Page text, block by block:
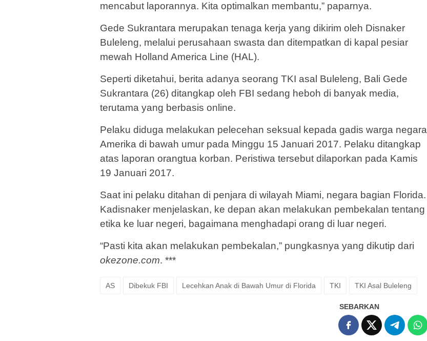
mencabut laporannya. Kita optimalkan membantu,” paparnya.
Gede Sukrantara merupakan tenaga kerja yang dikirim oleh Disnaker
Buleleng, melalui perusahaan swasta dan ditempatkan di kapal pesiar
mewah Holland America Line (HAL).
Seperti diketahui, berita adanya seorang TKI asal Buleleng, Bali Gede
Sukrantara (26) ditangkap oleh FBI sedang heboh di banyak media,
terutama yang berbasis online.
Pelaku diduga melakukan pelecehan seksual kepada gadis warga negara
Amerika di bawah umur pada Minggu 15 Januari 2017. Pelaku ditangkap
atas laporan orangtua korban. Peristiwa tersebut dilaporkan pada Kamis
19 Januari 2017.
Saat ini pelaku ditahan di penjara di wilayah Miami, negara bagian Florida.
Kadisnaker menjelaskan, ke depan akan melakukan pembekalan tentang
etika ke luar negeri, bagaimana menghadapi orang di luar negeri.
“Pasti kita akan melakukan pembekalan,” pungkasnya yang dikutip dari
okezone.com. ***
AS Dibekuk FBI Lecehkan Anak di Bawah Umur di Florida TKI TKI Asal Buleleng
SEBARKAN